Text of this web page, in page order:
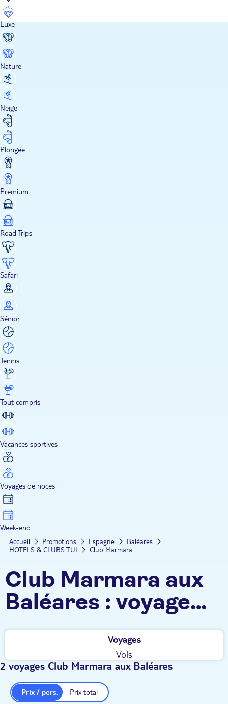
Luxe
Nature
Neige
Plongée
Premium
Road Trips
Safari
Sénior
Tennis
Tout compris
Vacances sportives
Voyages de noces
Week-end
Accueil Promotions Espagne
Baléares
HOTELS & CLUBS TUI
Club Marmara
Club Marmara aux
Baléares : voyage
tout inclus, clubs
enfants, activités &
animations pour
tous
Voyages
Vols
2 voyages Club Marmara aux Baléares
Prix total
Prix / pers.